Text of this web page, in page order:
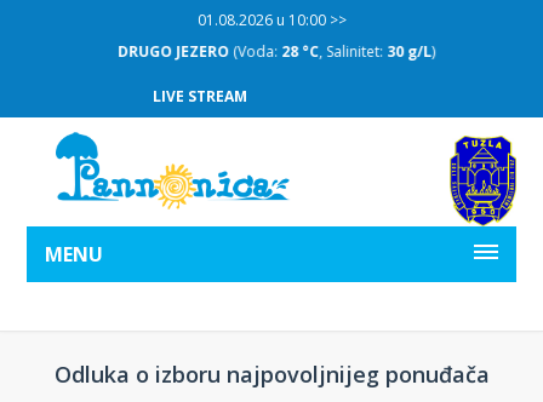
01.08.2026 u 10:00 >>
DRUGO JEZERO(Voda:28 °C, Salinitet:30 g/L)
LIVE STREAM
MENU
Odluka o izboru najpovoljnijeg ponuđača